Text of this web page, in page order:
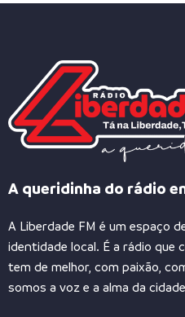
A queridinha do rádio
A Liberdade FM é um espaço
identidade local. É a rádio que
tem de melhor, com paixão,
somos a voz e a alma da